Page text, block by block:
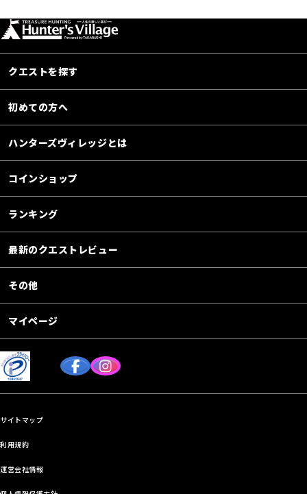
クエストを探す
初めての方へ
ハンターズヴィレッジとは
コインショップ
ランキング
最新のクエストレビュー
その他
マイページ
サイトマップ
利用規約
運営会社情報